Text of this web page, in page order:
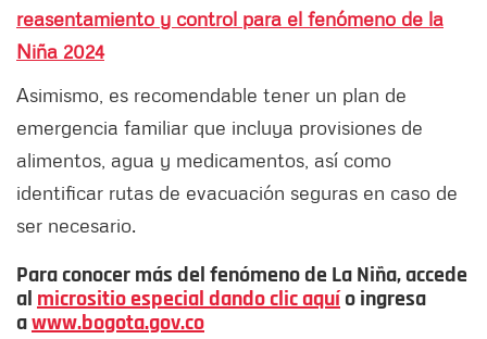
reasentamiento y control para el fenómeno de la
Niña 2024
Asimismo, es recomendable tener un plan de
emergencia familiar que incluya provisiones de
alimentos, agua y medicamentos, así como
identificar rutas de evacuación seguras en caso de
ser necesario.
Para conocer más del fenómeno de La Niña, accede
al micrositio especial dando clic aquío ingresa
awww.bogota.gov.co